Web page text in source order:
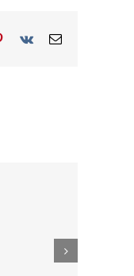
Pinterest
Vk Email